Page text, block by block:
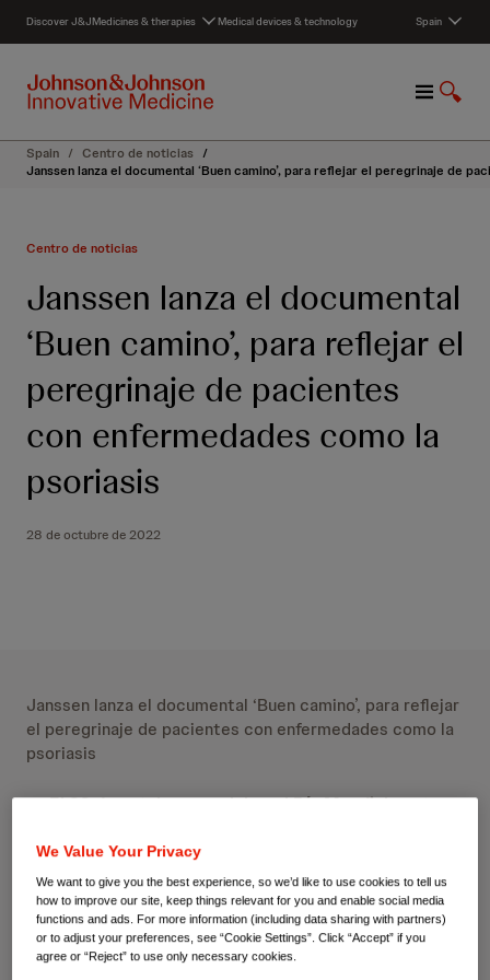
c
Discover J&JMedicines & therapies Medical devices & technology Spain
M
n
u
S
o
w
c
h
Spain / Centro de noticias /
Janssen lanza el documental ‘Buen camino’, para reflejar el peregrinaje de
Centro de noticias
Janssen lanza el documental
‘Buen camino’, para reflejar el
peregrinaje de pacientes
con enfermedades como la
psoriasis
28 de octubre de 2022
Janssen lanza el documental ‘Buen camino’, para reflejar
el peregrinaje de pacientes con enfermedades como la
psoriasis
El 29 de octubre se celebra el Día Mundial contra
visibilizar el impacto de estas enfermedades
Iniciativas como ‘Buen camino’ o ‘Vivir sin Parar’
tienen como objetivo dar a conocer estas
enfermedades a través de testimonios en primera
persona y aumentar así el conocimiento de las
We Value Your Privacy
We want to give you the best experience, so we’d like to use cookies to tell us
how to improve our site, keep things relevant for you and enable social media
functions and ads. For more information (including data sharing with partners)
or to adjust your preferences, see “Cookie Settings”. Click “Accept” if you
agree or “Reject” to use only necessary cookies.